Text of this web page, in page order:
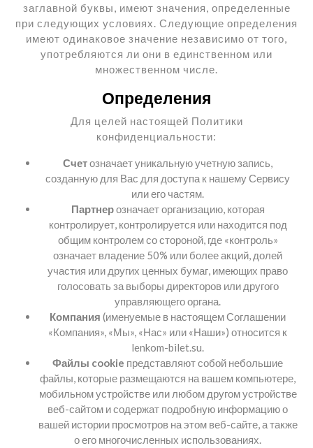
заглавной буквы, имеют значения, определенные
при следующих условиях. Следующие определения
имеют одинаковое значение независимо от того,
употребляются ли они в единственном или
множественном числе.
Определения
Для целей настоящей Политики
конфиденциальности:
Счетозначает уникальную учетную запись,
созданную для Вас для доступа к нашему Сервису
или его частям.
Партнерозначает организацию, которая
контролирует, контролируется или находится под
общим контролем со стороной, где «контроль»
означает владение 50% или более акций, долей
участия или других ценных бумаг, имеющих право
голосовать за выборы директоров или другого
управляющего органа.
Компания (именуемые в настоящем Соглашении
«Компания», «Мы», «Нас» или «Наши») относится к
lenkom-bilet.su.
Файлы cookie представляют собой небольшие
файлы, которые размещаются на вашем компьютере,
мобильном устройстве или любом другом устройстве
веб-сайтом и содержат подробную информацию о
вашей истории просмотров на этом веб-сайте, а также
о его многочисленных использованиях.